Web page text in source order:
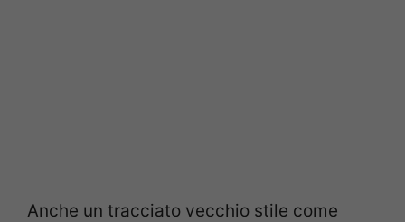
Anche un tracciato vecchio stile come